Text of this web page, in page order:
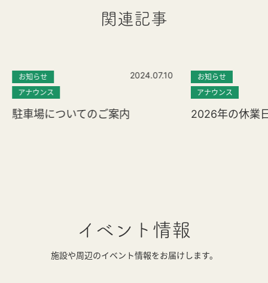
関連記事
お知らせ
アナウンス
2024.07.10
駐車場についてのご案内
お知らせ
アナウンス
2026年の休業
イベント情報
施設や周辺のイベント情報をお届けします。